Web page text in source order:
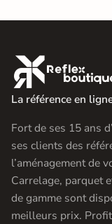
La référence en
Fort de ses 15 ans
ses clients des
l’aménagement de
Carrelage, parquet
de gamme sont
meilleurs prix.